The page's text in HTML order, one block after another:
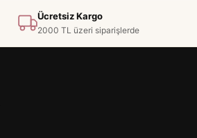
Ücretsiz Kargo
2000 TL üzeri siparişlerde